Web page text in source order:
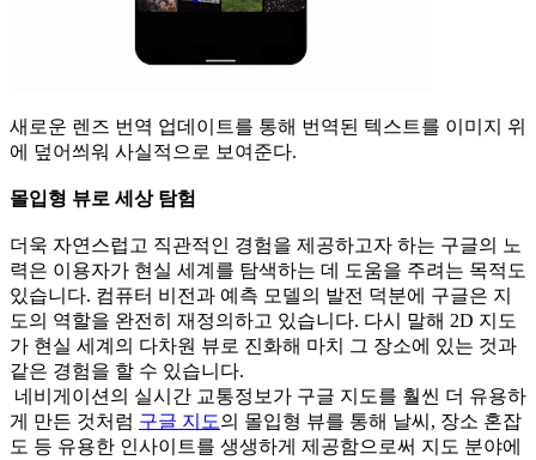
새로운 렌즈 번역 업데이트를 통해 번역된 텍스트를 이미지 위
에 덮어씌워 사실적으로 보여준다.
몰입형 뷰로 세상 탐험
더욱 자연스럽고 직관적인 경험을 제공하고자 하는 구글의 노
력은 이용자가 현실 세계를 탐색하는 데 도움을 주려는 목적도
있습니다. 컴퓨터 비전과 예측 모델의 발전 덕분에 구글은 지
도의 역할을 완전히 재정의하고 있습니다. 다시 말해 2D 지도
가 현실 세계의 다차원 뷰로 진화해 마치 그 장소에 있는 것과
같은 경험을 할 수 있습니다.
네비게이션의 실시간 교통정보가 구글 지도를 훨씬 더 유용하
게 만든 것처럼 구글 지도의 몰입형 뷰를 통해 날씨, 장소 혼잡
도 등 유용한 인사이트를 생생하게 제공함으로써 지도 분야에